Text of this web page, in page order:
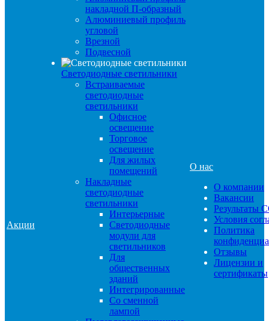
Акции
накладной П-образный
Алюминиевый профиль
угловой
Врезной
Подвесной
Светодиодные светильники
Встраиваемые
светодиодные
светильники
Офисное
освещение
Торговое
освещение
Для жилых
помещений
Накладные
светодиодные
светильники
Интерьерные
Светодиодные
модули для
светильников
Для
общественных
зданий
Интегрированные
Со сменной
лампой
О нас
О компании
Вакансии
Результаты
Условия
Политика
Отзывы
Лицензии и
сертификаты